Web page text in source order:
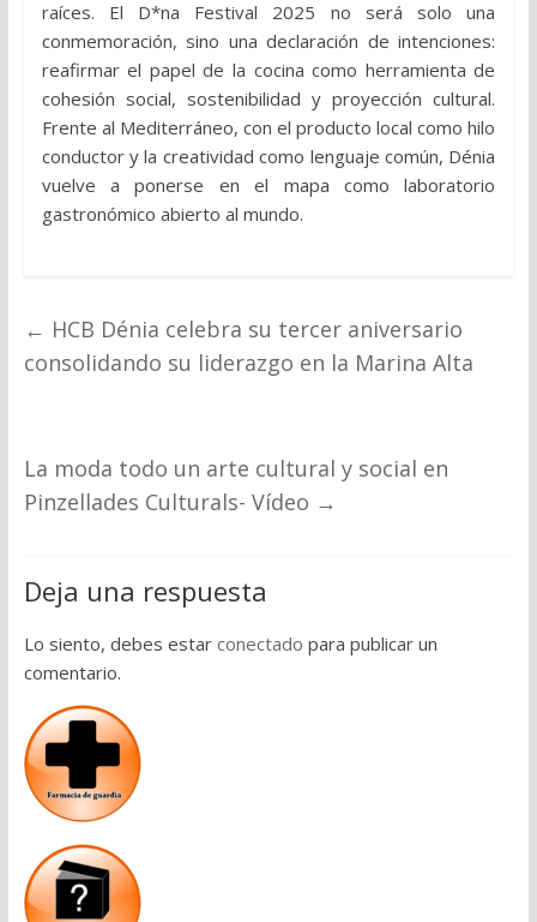
raíces. El D*na Festival 2025 no será solo una
conmemoración, sino una declaración de intenciones:
reafirmar el papel de la cocina como herramienta de
cohesión social, sostenibilidad y proyección cultural.
Frente al Mediterráneo, con el producto local como hilo
conductor y la creatividad como lenguaje común, Dénia
vuelve a ponerse en el mapa como laboratorio
gastronómico abierto al mundo.
← HCB Dénia celebra su tercer aniversario
consolidando su liderazgo en la Marina Alta
La moda todo un arte cultural y social en
Pinzellades Culturals- Vídeo →
Deja una respuesta
Lo siento, debes estar conectado para publicar un
comentario.